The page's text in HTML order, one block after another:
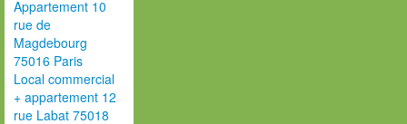
Appartement 10
rue de
Magdebourg
75016 Paris
Local commercial
+ appartement 12
rue Labat 75018